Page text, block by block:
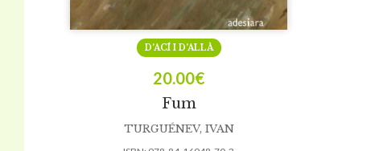
Fum
D’ACÍ I D’ALLÀ
20.00€
TURGUÉNEV, IVAN